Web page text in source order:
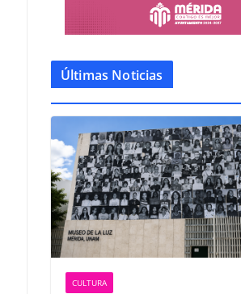
Últimas Noticias
CULTURA